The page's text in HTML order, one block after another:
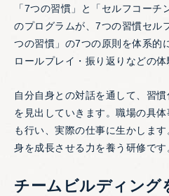
「7つの習慣」と「セルフコー
のプログラムが、7つの習慣セル
つの習慣」の7つの原則を体系的
ロールプレイ・振り返りなどの体
自分自身との対話を通して、習
を見出していきます。職場の具
も行い、実際の仕事に生かしま
身を成長させる力を養う研修です
チームビルディング